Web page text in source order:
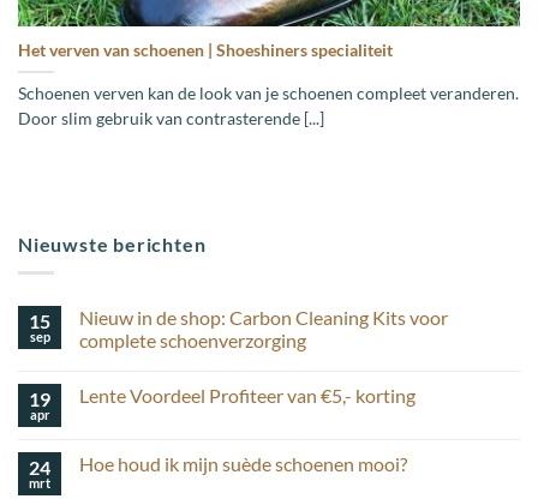
Het verven van schoenen | Shoeshiners specialiteit
Schoenen verven kan de look van je schoenen compleet veranderen.
Door slim gebruik van contrasterende [...]
Nieuwste berichten
15
sep
Nieuw in de shop: Carbon Cleaning Kits voor
complete schoenverzorging
op
shop:
Carbon
19
apr
Lente Voordeel Profiteer van €5,- korting
Lente
24
mrt
Hoe houd ik mijn suède schoenen mooi?